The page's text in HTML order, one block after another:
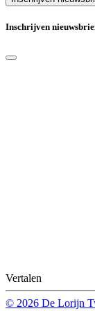
Inschrijven
Vertalen
© 2026 De Lorijn